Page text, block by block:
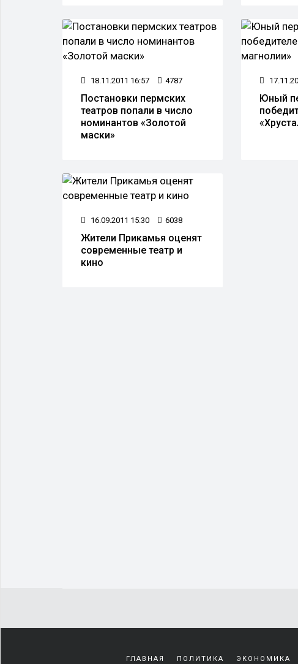
18.11.2011 16:57 4787
Постановки пермских
театров попали в число
номинантов «Золотой
маски»
Юный
16.09.2011 15:30 6038
Жители Прикамья оценят
современные театр и
кино
ГЛАВНАЯ ПОЛИТИКА ЭКОНОМИКА